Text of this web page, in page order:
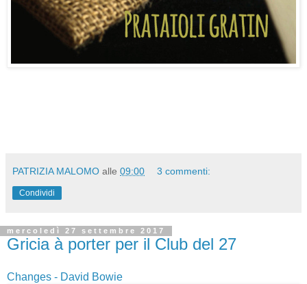
PATRIZIA MALOMO alle 09:00 3 commenti:
Condividi
mercoledì 27 settembre 2017
Gricia à porter per il Club del 27
Changes - David Bowie